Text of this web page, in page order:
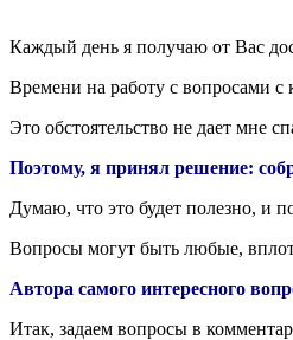
Каждый день я получаю от Вас
Времени на работу с вопросами с
Это обстоятельство не дает мне
Поэтому, я принял решение:
Думаю, что это будет полезно, и
Вопросы могут быть любые,
Автора самого интересного
Итак, задаем вопросы в